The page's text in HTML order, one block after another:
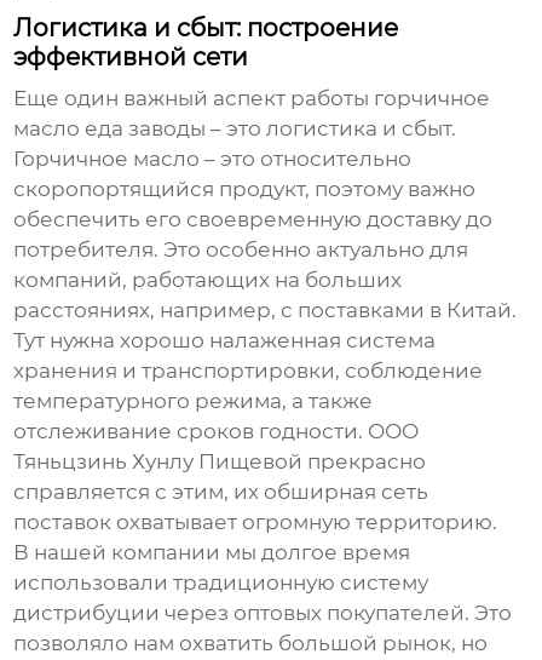
Логистика и сбыт: построение
эффективной сети
Еще один важный аспект работы горчичное
масло еда заводы – это логистика и сбыт.
Горчичное масло – это относительно
скоропортящийся продукт, поэтому важно
обеспечить его своевременную доставку до
потребителя. Это особенно актуально для
компаний, работающих на больших
расстояниях, например, с поставками в Китай.
Тут нужна хорошо налаженная система
хранения и транспортировки, соблюдение
температурного режима, а также
отслеживание сроков годности. ООО
Тяньцзинь Хунлу Пищевой прекрасно
справляется с этим, их обширная сеть
поставок охватывает огромную территорию.
В нашей компании мы долгое время
использовали традиционную систему
дистрибуции через оптовых покупателей. Это
позволяло нам охватить большой рынок, но